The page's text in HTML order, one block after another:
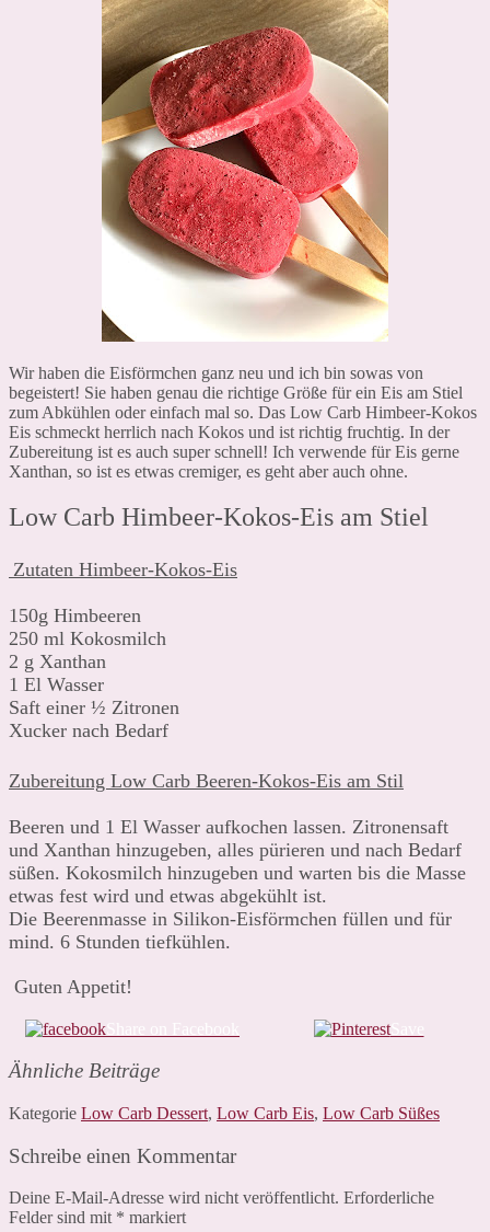
Wir haben die Eisförmchen ganz neu und ich bin sowas von
begeistert! Sie haben genau die richtige Größe für ein Eis am Stiel
zum Abkühlen oder einfach mal so. Das Low Carb Himbeer-Kokos
Eis schmeckt herrlich nach Kokos und ist richtig fruchtig. In der
Zubereitung ist es auch super schnell! Ich verwende für Eis gerne
Xanthan, so ist es etwas cremiger, es geht aber auch ohne.
Low Carb Himbeer-Kokos-Eis am Stiel
Zutaten Himbeer-Kokos-Eis
150g Himbeeren
250 ml Kokosmilch
2 g Xanthan
1 El Wasser
Saft einer ½ Zitronen
Xucker nach Bedarf
Zubereitung Low Carb Beeren-Kokos-Eis am Stil
Beeren und 1 El Wasser aufkochen lassen. Zitronensaft
und Xanthan hinzugeben, alles pürieren und nach Bedarf
süßen. Kokosmilch hinzugeben und warten bis die Masse
etwas fest wird und etwas abgekühlt ist.
Die Beerenmasse in Silikon-Eisförmchen füllen und für
mind. 6 Stunden tiefkühlen.
Guten Appetit!
Save
Ähnliche Beiträge
Kategorie Low Carb Dessert, Low Carb Eis, Low Carb Süßes
Schreibe einen Kommentar
Deine E-Mail-Adresse wird nicht veröffentlicht. Erforderliche
Felder sind mit * markiert